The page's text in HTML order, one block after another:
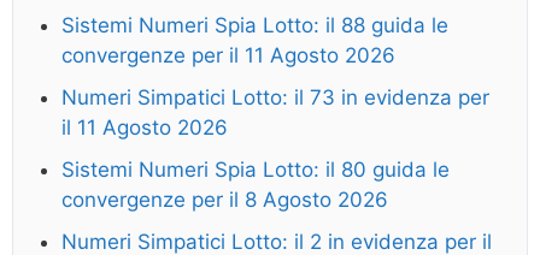
Sistemi Numeri Spia Lotto: il 88 guida le
convergenze per il 11 Agosto 2026
Numeri Simpatici Lotto: il 73 in evidenza per
il 11 Agosto 2026
Sistemi Numeri Spia Lotto: il 80 guida le
convergenze per il 8 Agosto 2026
Numeri Simpatici Lotto: il 2 in evidenza per il